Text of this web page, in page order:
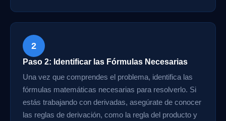
2
Paso 2: Identificar las Fórmulas Necesarias
Una vez que comprendes el problema, identifica las
fórmulas matemáticas necesarias para resolverlo. Si
estás trabajando con derivadas, asegúrate de conocer
las reglas de derivación, como la regla del producto y